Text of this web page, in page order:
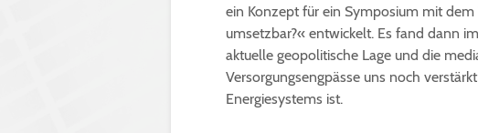
ein Konzept für ein Symposium mit
umsetzbar?« entwickelt. Es fand dann
aktuelle geopolitische Lage und die
Versorgungsengpässe uns noch
Energiesystems ist.